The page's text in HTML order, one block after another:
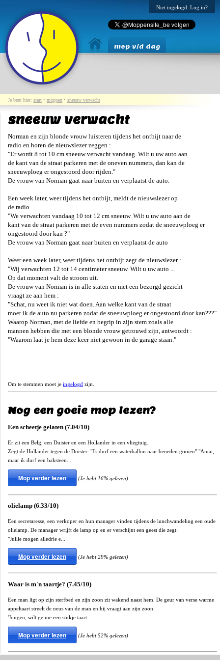
Niet ingelogd. Log in?
mop v/d dag
Je bent hier: start • moppen • sneeuw verwacht
sneeuw verwacht
Norman en zijn blonde vrouw luisteren tijdens het ontbijt naar de
radio en horen de nieuwslezer zeggen :
"Er wordt 8 tot 10 cm sneeuw verwacht vandaag. Wilt u uw auto aan
de kant van de straat parkeren met de oneven nummers, dan kan de
sneeuwploeg er ongestoord door rijden."
De vrouw van Norman gaat naar buiten en verplaatst de auto.
Een week later, weer tijdens het ontbijt, meldt de nieuwslezer op
de radio
"We verwachten vandaag 10 tot 12 cm sneeuw. Wilt u uw auto aan de
kant van de straat parkeren met de even nummers zodat de sneeuwploeg er
ongestoord door kan ?"
De vrouw van Norman gaat naar buiten en verplaatst de auto
Weer een week later, weer tijdens het ontbijt zegt de nieuwslezer :
"Wij verwachten 12 tot 14 centimeter sneeuw. Wilt u uw auto ...
Op dat moment valt de stroom uit.
De vrouw van Norman is in alle staten en met een bezorgd gezicht
vraagt ze aan hem :
"Schat, nu weet ik niet wat doen. Aan welke kant van de straat
moet ik de auto nu parkeren zodat de sneeuwploeg er ongestoord door kan???"
Waarop Norman, met de liefde en begrip in zijn stem zoals alle
mannen hebben die met een blonde vrouw getrouwd zijn, antwoordt :
"Waarom laat je hem deze keer niet gewoon in de garage staan."
Om te stemmen moet je ingelogd zijn.
Nog een goeie mop lezen?
Een scheetje gelaten (7.04/10)
Er zit een Belg, een Duister en een Hollander in een vliegtuig.
Zegt de Hollander tegen de Duister: "Ik durf een waterballon naar beneden gooien" "Amai,
maar ik durf een baksteen...
Mop verder lezen (Je hebt 16% gelezen)
olielamp (6.33/10)
Een secretaresse, een verkoper en hun manager vinden tijdens de lunchwandeling een oude
olielamp. De manager wrijft de lamp op en er verschijnt een geest die zegt:
"Jullie mogen alledrie e...
Mop verder lezen (Je hebt 29% gelezen)
Waar is m'n taartje? (7.45/10)
Een man ligt op zijn sterfbed en zijn zoon zit wakend naast hem. De geur van verse warme
appeltaart streelt de neus van de man en hij vraagt aan zijn zoon:
'Jongen, wilt ge me een stukje taart ...
Mop verder lezen (Je hebt 52% gelezen)